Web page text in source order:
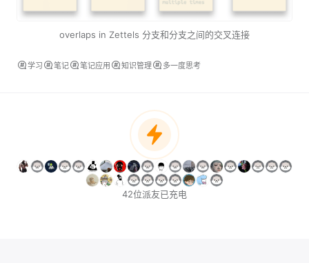
overlaps in Zettels 分支和分支之间的交叉连接
学习 笔记 笔记应用 知识管理 多一度思考
42位派友已充电